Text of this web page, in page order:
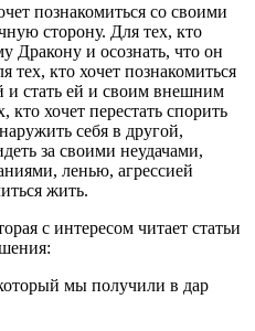
познакомиться со своими
сторону. Для тех, кто
Дракону и осознать, что он
тех, кто хочет познакомиться
и стать ей и своим внешним
хочет перестать спорить
себя в другой,
за своими неудачами,
ленью, агрессией
жить.
с интересом читает статьи
мы получили в дар